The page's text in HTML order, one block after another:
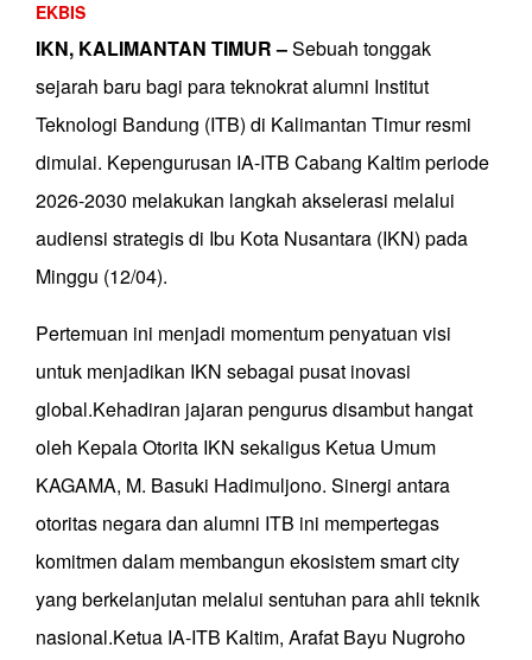
EKBIS
IKN, KALIMANTAN TIMUR –Sebuah tonggak
sejarah baru bagi para teknokrat alumni Institut
Teknologi Bandung (ITB) di Kalimantan Timur resmi
dimulai. Kepengurusan IA-ITB Cabang Kaltim periode
2026-2030 melakukan langkah akselerasi melalui
audiensi strategis di Ibu Kota Nusantara (IKN) pada
Minggu (12/04).
Pertemuan ini menjadi momentum penyatuan visi
untuk menjadikan IKN sebagai pusat inovasi
global.Kehadiran jajaran pengurus disambut hangat
oleh Kepala Otorita IKN sekaligus Ketua Umum
KAGAMA, M. Basuki Hadimuljono. Sinergi antara
otoritas negara dan alumni ITB ini mempertegas
komitmen dalam membangun ekosistem smart city
yang berkelanjutan melalui sentuhan para ahli teknik
nasional.Ketua IA-ITB Kaltim, Arafat Bayu Nugroho